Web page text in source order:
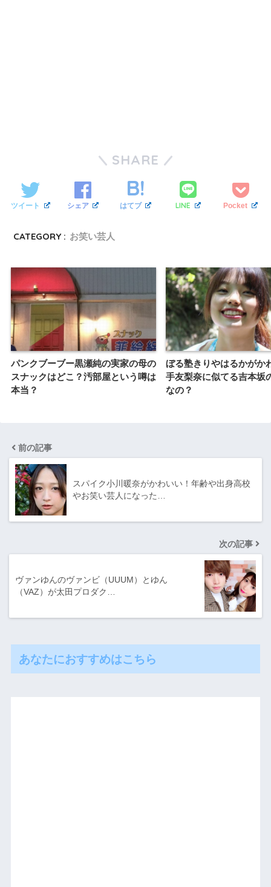
SHARE
ツイート シェア はてブ LINE Pocket
CATEGORY : お笑い芸人
パンクブーブー黒瀬純の実家の母の
スナックはどこ？汚部屋という噂は
本当？
ぼる塾きりやはるかがか
手友梨奈に似てる吉本坂
なの？
前の記事
スパイク小川暖奈がかわいい！年齢や出身高校
やお笑い芸人になった…
次の記事
ヴァンゆんのヴァンビ（UUUM）とゆん
（VAZ）が太田プロダク…
あなたにおすすめはこちら